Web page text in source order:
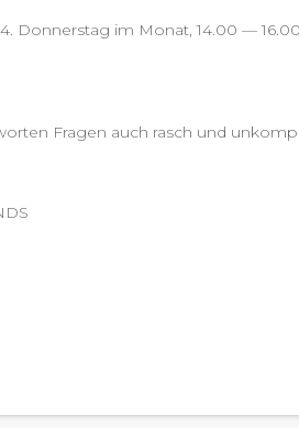
Don­ner­stag im Monat, 14.00 —
Fra­gen auch rasch und